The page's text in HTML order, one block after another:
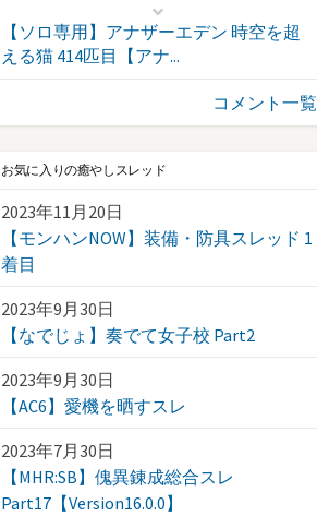
【ソロ専用】アナザーエデン 時空を超
える猫 414匹目【アナ...
コメント一覧
お気に入りの癒やしスレッド
2023年11月20日
【モンハンNOW】装備・防具スレッド 1
着目
2023年9月30日
【なでじょ】奏でて女子校 Part2
2023年9月30日
【AC6】愛機を晒すスレ
2023年7月30日
【MHR:SB】傀異錬成総合スレ
Part17【Version16.0.0】